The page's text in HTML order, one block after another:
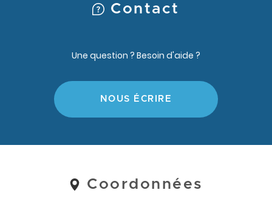
Coordonnées
Coordonnées
Contact
Une question ? Besoin d'aide ?
NOUS ÉCRIRE